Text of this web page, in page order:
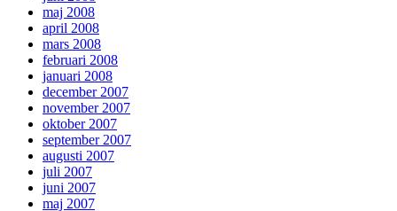
maj 2008
april 2008
mars 2008
februari 2008
januari 2008
december 2007
november 2007
oktober 2007
september 2007
augusti 2007
juli 2007
juni 2007
maj 2007